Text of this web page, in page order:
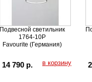
Подвесной светильник
1764-10P
Favourite (Германия)
14 790 р. в корзину